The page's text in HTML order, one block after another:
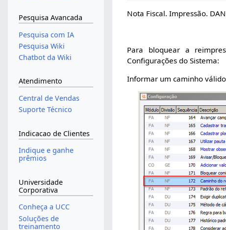
Nota Fiscal. Impressão.
Para bloquear a
Configurações do Sistema:
Informar um caminho
Pesquisa Avancada
Pesquisa com IA
Pesquisa Wiki
Chatbot da Wiki
Atendimento
Central de Vendas
Suporte Técnico
Indicacao de Clientes
Indique e ganhe
prêmios
Universidade
Corporativa
Conheça a UCC
Soluções de
treinamento